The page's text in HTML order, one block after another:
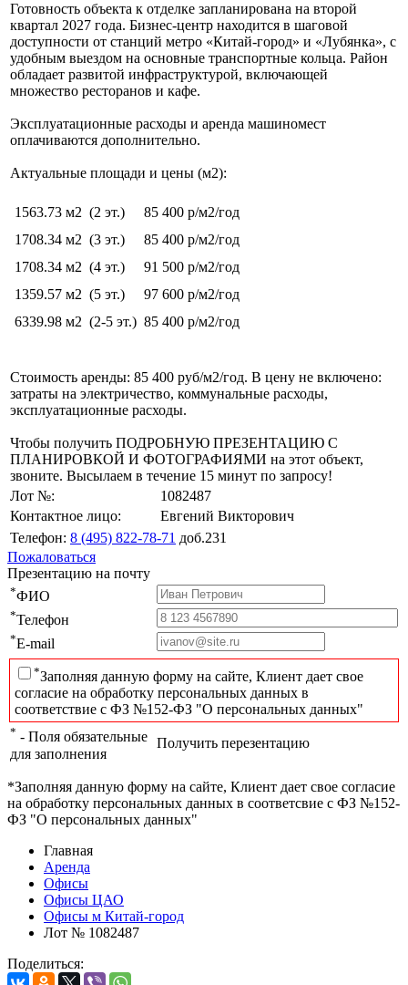
Готовность объекта к отделке запланирована на второй
квартал 2027 года. Бизнес-центр находится в шаговой
доступности от станций метро «Китай-город» и «Лубянка», с
удобным выездом на основные транспортные кольца. Район
обладает развитой инфраструктурой, включающей
множество ресторанов и кафе.
Эксплуатационные расходы и аренда машиномест
оплачиваются дополнительно.
Актуальные площади и цены (м2):
1563.73 м2 (2 эт.)
85 400 р/м2/год
1708.34 м2 (3 эт.)
85 400 р/м2/год
1708.34 м2 (4 эт.)
91 500 р/м2/год
1359.57 м2 (5 эт.)
97 600 р/м2/год
6339.98 м2 (2-5 эт.) 85 400 р/м2/год
Стоимость аренды: 85 400 руб/м2/год. В цену не включено:
затраты на электричество, коммунальные расходы,
эксплуатационные расходы.
Чтобы получить ПОДРОБНУЮ ПРЕЗЕНТАЦИЮ С
ПЛАНИРОВКОЙ И ФОТОГРАФИЯМИ на этот объект,
звоните. Высылаем в течение 15 минут по запросу!
Лот №:
1082487
Контактное лицо:
Евгений Викторович
Телефон: 8 (495) 822-78-71 доб.231
Пожаловаться
Презентацию на почту
*ФИО
*Телефон
*E-mail
*Заполняя данную форму на сайте, Клиент дает свое
согласие на обработку персональных данных в
соответствие с ФЗ №152-ФЗ "О персональных данных"
* - Поля обязательные
для заполнения
Получить перезентацию
*Заполняя данную форму на сайте, Клиент дает свое согласие
на обработку персональных данных в соответсвие с ФЗ №152-
ФЗ "О персональных данных"
Главная
Аренда
Офисы
Офисы ЦАО
Офисы м Китай-город
Лот № 1082487
Поделиться: